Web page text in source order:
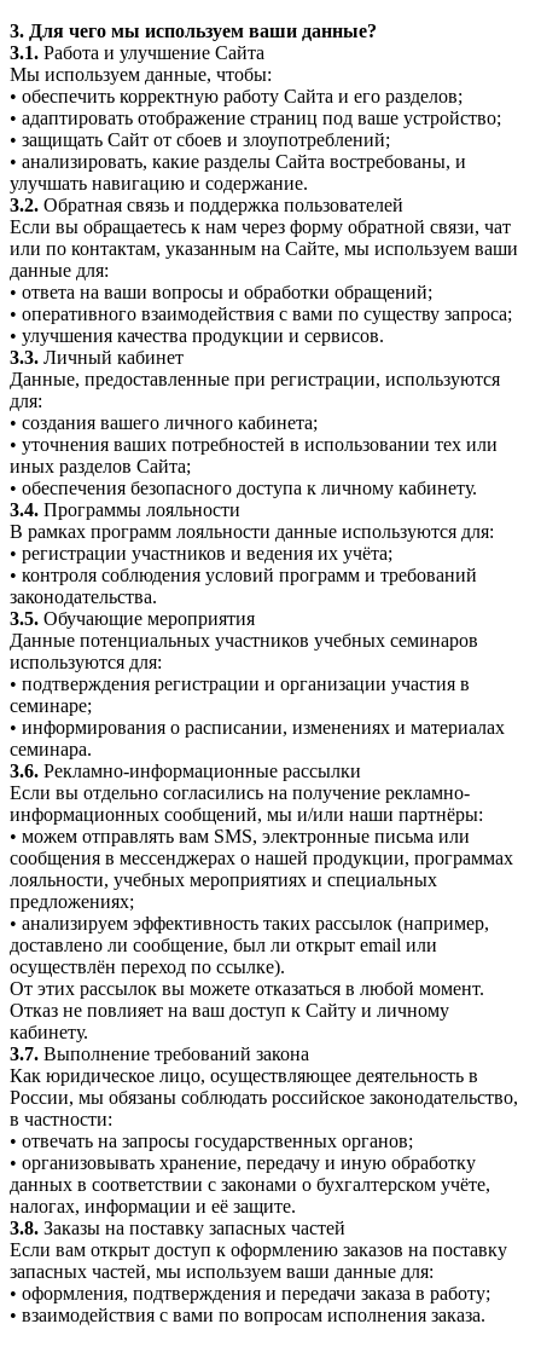
3. Для чего мы используем ваши данные?
3.1. Работа и улучшение Сайта
Мы используем данные, чтобы:
• обеспечить корректную работу Сайта и его разделов;
• адаптировать отображение страниц под ваше устройство;
• защищать Сайт от сбоев и злоупотреблений;
• анализировать, какие разделы Сайта востребованы, и
улучшать навигацию и содержание.
3.2. Обратная связь и поддержка пользователей
Если вы обращаетесь к нам через форму обратной связи, чат
или по контактам, указанным на Сайте, мы используем ваши
данные для:
• ответа на ваши вопросы и обработки обращений;
• оперативного взаимодействия с вами по существу запроса;
• улучшения качества продукции и сервисов.
3.3. Личный кабинет
Данные, предоставленные при регистрации, используются
для:
• создания вашего личного кабинета;
• уточнения ваших потребностей в использовании тех или
иных разделов Сайта;
• обеспечения безопасного доступа к личному кабинету.
3.4. Программы лояльности
В рамках программ лояльности данные используются для:
• регистрации участников и ведения их учёта;
• контроля соблюдения условий программ и требований
законодательства.
3.5. Обучающие мероприятия
Данные потенциальных участников учебных семинаров
используются для:
• подтверждения регистрации и организации участия в
семинаре;
• информирования о расписании, изменениях и материалах
семинара.
3.6. Рекламно-информационные рассылки
Если вы отдельно согласились на получение рекламно-
информационных сообщений, мы и/или наши партнёры:
• можем отправлять вам SMS, электронные письма или
сообщения в мессенджерах о нашей продукции, программах
лояльности, учебных мероприятиях и специальных
предложениях;
• анализируем эффективность таких рассылок (например,
доставлено ли сообщение, был ли открыт email или
осуществлён переход по ссылке).
От этих рассылок вы можете отказаться в любой момент.
Отказ не повлияет на ваш доступ к Сайту и личному
кабинету.
3.7. Выполнение требований закона
Как юридическое лицо, осуществляющее деятельность в
России, мы обязаны соблюдать российское законодательство,
в частности:
• отвечать на запросы государственных органов;
• организовывать хранение, передачу и иную обработку
данных в соответствии с законами о бухгалтерском учёте,
налогах, информации и её защите.
3.8. Заказы на поставку запасных частей
Если вам открыт доступ к оформлению заказов на поставку
запасных частей, мы используем ваши данные для:
• оформления, подтверждения и передачи заказа в работу;
• взаимодействия с вами по вопросам исполнения заказа.